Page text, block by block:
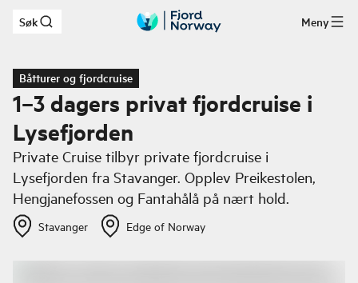
Hopp til hovedinnhold
Søk Meny
Båtturer og fjordcruise
1–3 dagers privat fjordcruise i
Lysefjorden
Private Cruise tilbyr private fjordcruise i
Lysefjorden fra Stavanger. Opplev Preikestolen,
Hengjanefossen og Fantahålå på nært hold.
Stavanger Edge of Norway